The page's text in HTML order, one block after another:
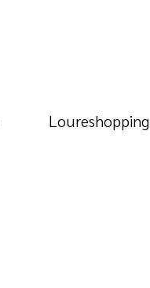
Loureshopping